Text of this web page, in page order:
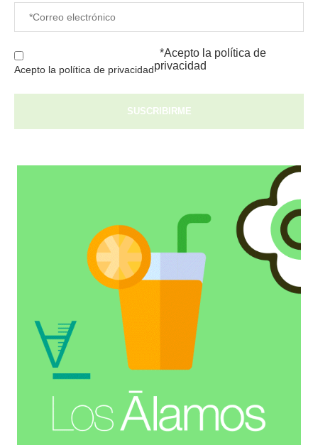
Acepto la política de privacidad
*Acepto la política de
privacidad